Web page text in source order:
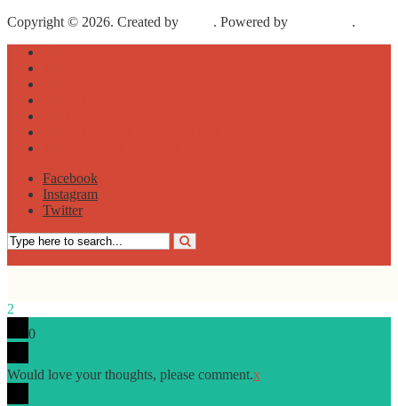
Copyright © 2026. Created by
. Powered by
.
Facebook
Instagram
Twitter
2
0
Would love your thoughts, please comment.x